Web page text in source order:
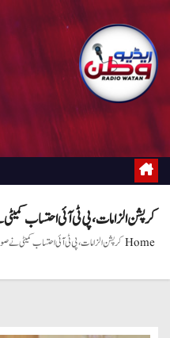
کرپشن الزامات، پی ٹی آئی احتساب
Homeکرپشن الزامات، پی ٹی آئی احتساب کمیٹی نے